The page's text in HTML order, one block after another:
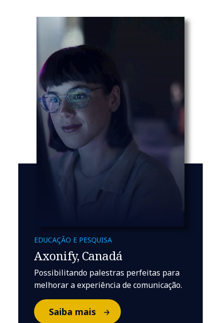
EDUCAÇÃO E PESQUISA
Axonify, Canadá
Possibilitando palestras perfeitas para
melhorar a experiência de comunicação.
Saiba mais